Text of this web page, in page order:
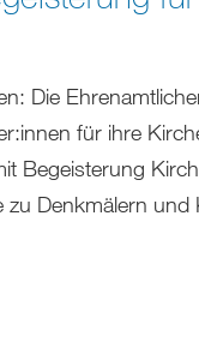
Die
für ihre
Begeisterung
Denkmälern